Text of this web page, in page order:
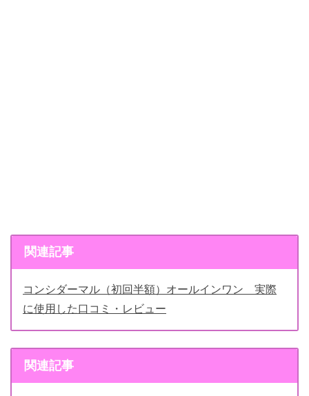
関連記事
コンシダーマル（初回半額）オールインワン 実際
に使用した口コミ・レビュー
関連記事